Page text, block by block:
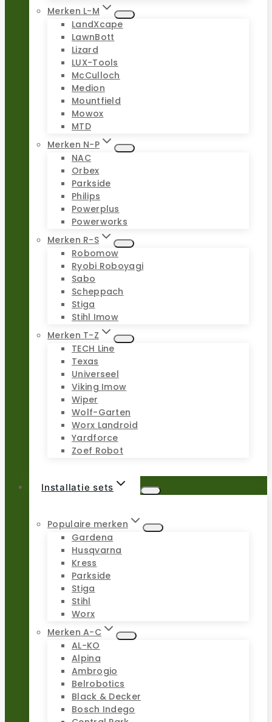
Merken L-M
LandXcape
LawnBott
Lizard
LUX-Tools
McCulloch
Medion
Mountfield
Mowox
MTD
Merken N-P
NAC
Orbex
Parkside
Philips
Powerplus
Powerworks
Merken R-S
Robomow
Ryobi Roboyagi
Sabo
Scheppach
Stiga
Stihl Imow
Merken T-Z
TECH Line
Texas
Universeel
Viking Imow
Wiper
Wolf-Garten
Worx Landroid
Yardforce
Zoef Robot
Installatie sets
Populaire merken
Gardena
Husqvarna
Kress
Parkside
Stiga
Stihl
Worx
Merken A-C
AL-KO
Alpina
Ambrogio
Belrobotics
Black & Decker
Bosch Indego